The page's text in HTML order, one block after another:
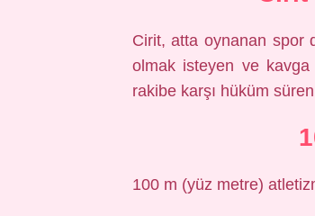
Cirit, atta oynanan spor
olmak isteyen ve
rakibe karşı hüküm
100 m (yüz metre)